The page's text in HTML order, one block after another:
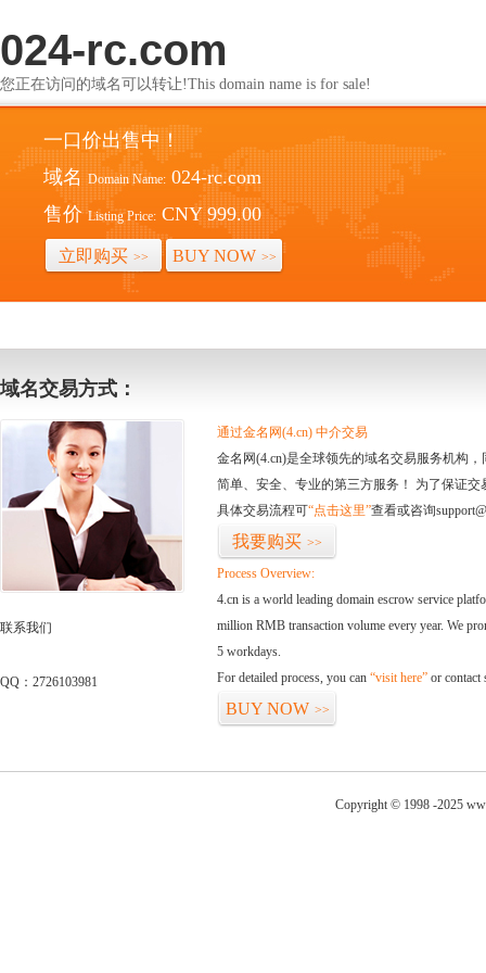
024-rc.com
您正在访问的域名可以转让!This domain name is for sale!
一口价出售中！
域名 Domain Name: 024-rc.com
售价 Listing Price: CNY 999.00
立即购买 >> BUY NOW >>
域名交易方式：
联系我们
QQ：2726103981
通过金名网(4.cn) 中介交易
金名网(4.cn)是全球领先的域名交易服务机构
简单、安全、专业的第三方服务！ 为了保证
具体交易流程可“点击这里”查看或咨询
我要购买 >>
Process Overview:
4.cn is a world leading domain escrow service
million RMB transaction volume every year. We
5 workdays.
For detailed process, you can “visit here” or contact
BUY NOW >>
Copyright © 1998 -2025